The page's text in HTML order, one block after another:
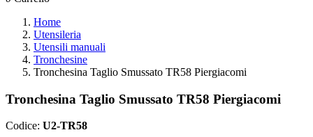
Home
Utensileria
Utensili manuali
Tronchesine
Tronchesina Taglio Smussato TR58 Piergiacomi
Tronchesina Taglio Smussato TR58 Piergiacomi
Codice: U2-TR58